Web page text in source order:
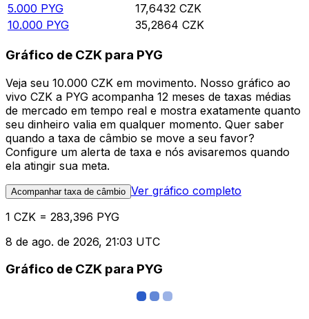
5.000 PYG 17,6432 CZK
10.000 PYG 35,2864 CZK
Gráfico de CZK para PYG
Veja seu 10.000 CZK em movimento. Nosso gráfico ao
vivo CZK a PYG acompanha 12 meses de taxas médias
de mercado em tempo real e mostra exatamente quanto
seu dinheiro valia em qualquer momento. Quer saber
quando a taxa de câmbio se move a seu favor?
Configure um alerta de taxa e nós avisaremos quando
ela atingir sua meta.
Acompanhar taxa de câmbio Ver gráfico completo
1 CZK = 283,396 PYG
8 de ago. de 2026, 21:03 UTC
Gráfico de CZK para PYG